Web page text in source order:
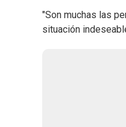
"Son muchas las
situación